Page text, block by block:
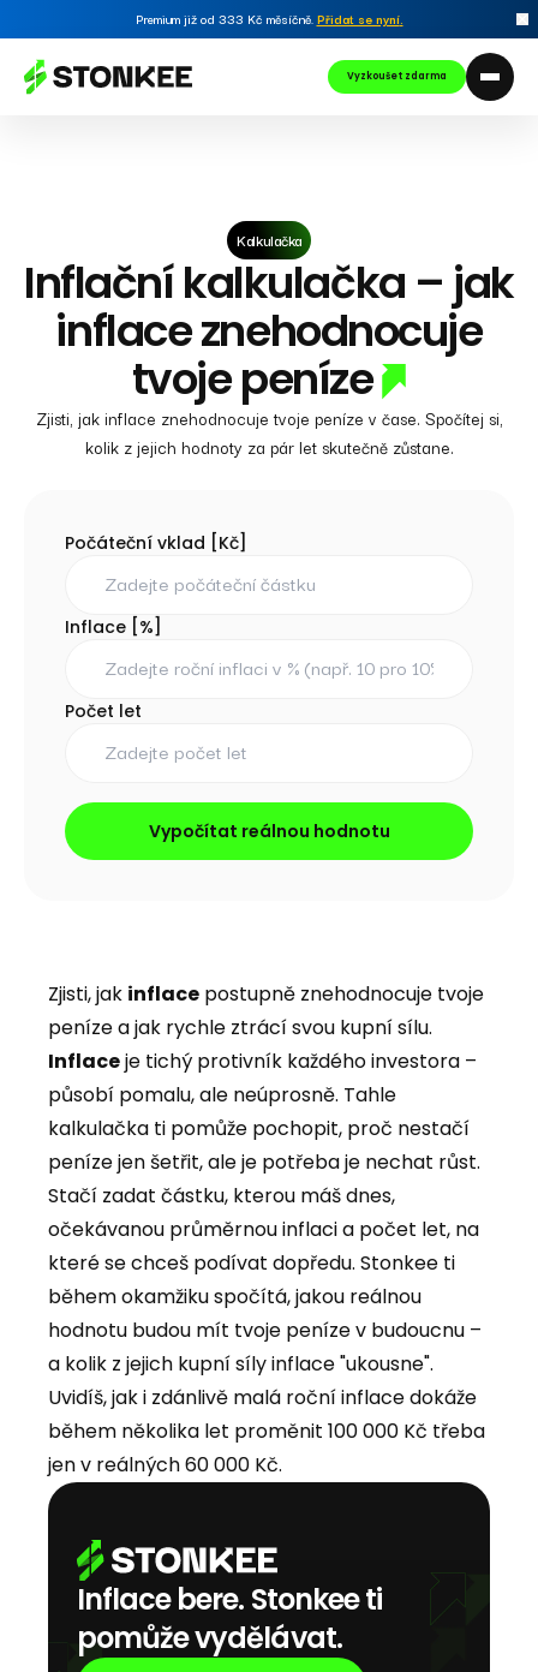
Premium již od 333 Kč měsíčně. Přidat se nyní.
Vyzkoušet zdarma
Kalkulačka
Inflační kalkulačka – jak
inflace znehodnocuje
tvoje peníze
Zjisti, jak inflace znehodnocuje tvoje peníze v čase. Spočítej si,
kolik z jejich hodnoty za pár let skutečně zůstane.
Počáteční vklad [Kč]
Inflace [%]
Počet let
Vypočítat reálnou hodnotu
Zjisti, jak inflace postupně znehodnocuje tvoje
peníze a jak rychle ztrácí svou kupní sílu.
Inflaceje tichý protivník každého investora –
působí pomalu, ale neúprosně. Tahle
kalkulačka ti pomůže pochopit, proč nestačí
peníze jen šetřit, ale je potřeba je nechat růst.
Stačí zadat částku, kterou máš dnes,
očekávanou průměrnou inflaci a počet let, na
které se chceš podívat dopředu. Stonkee ti
během okamžiku spočítá, jakou reálnou
hodnotu budou mít tvoje peníze v budoucnu –
a kolik z jejich kupní síly inflace "ukousne".
Uvidíš, jak i zdánlivě malá roční inflace dokáže
během několika let proměnit 100 000 Kč třeba
jen v reálných 60 000 Kč.
Inflace bere. Stonkee ti
pomůže vydělávat.